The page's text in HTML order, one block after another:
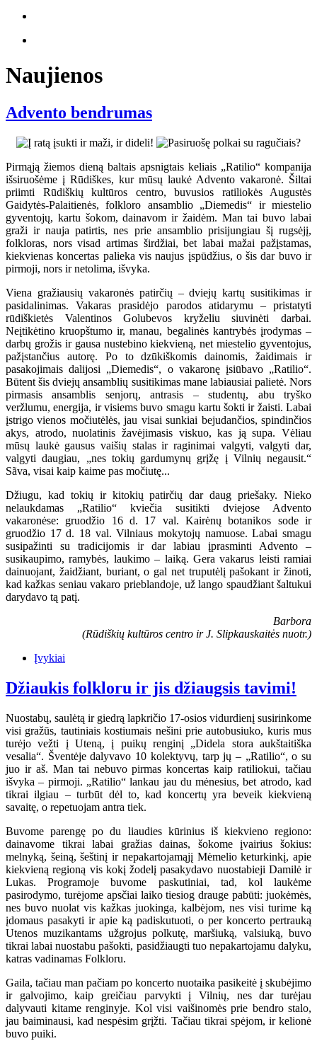
Naujienos
Advento bendrumas
Pirmąją žiemos dieną baltais apsnigtais keliais „Ratilio“ kompanija
išsiruošėme į Rūdiškes, kur mūsų laukė Advento vakaronė. Šiltai
priimti Rūdiškių kultūros centro, buvusios ratiliokės Augustės
Gaidytės-Palaitienės, folkloro ansamblio „Diemedis“ ir miestelio
gyventojų, kartu šokom, dainavom ir žaidėm. Man tai buvo labai
graži ir nauja patirtis, nes prie ansamblio prisijungiau šį rugsėjį,
folkloras, nors visad artimas širdžiai, bet labai mažai pažįstamas,
kiekvienas koncertas palieka vis naujus įspūdžius, o šis dar buvo ir
pirmoji, nors ir netolima, išvyka.
Viena gražiausių vakaronės patirčių – dviejų kartų susitikimas ir
pasidalinimas. Vakaras prasidėjo parodos atidarymu – pristatyti
rūdiškietės Valentinos Golubevos kryželiu siuvinėti darbai.
Neįtikėtino kruopštumo ir, manau, begalinės kantrybės įrodymas –
darbų grožis ir gausa nustebino kiekvieną, net miestelio gyventojus,
pažįstančius autorę. Po to dzūkiškomis dainomis, žaidimais ir
pasakojimais dalijosi „Diemedis“, o vakaronę įsiūbavo „Ratilio“.
Būtent šis dviejų ansamblių susitikimas mane labiausiai palietė. Nors
pirmasis ansamblis senjorų, antrasis – studentų, abu tryško
veržlumu, energija, ir visiems buvo smagu kartu šokti ir žaisti. Labai
įstrigo vienos močiutėlės, jau visai sunkiai bejudančios, spindinčios
akys, atrodo, nuolatinis žavėjimasis viskuo, kas ją supa. Vėliau
mūsų laukė gausus vaišių stalas ir raginimai valgyti, valgyti dar,
valgyti daugiau, „nes tokių gardumynų grįžę į Vilnių negausit.“
Sãva, visai kaip kaime pas močiutę...
Džiugu, kad tokių ir kitokių patirčių dar daug priešaky. Nieko
nelaukdamas „Ratilio“ kviečia susitikti dviejose Advento
vakaronėse: gruodžio 16 d. 17 val. Kairėnų botanikos sode ir
gruodžio 17 d. 18 val. Vilniaus mokytojų namuose. Labai smagu
susipažinti su tradicijomis ir dar labiau įprasminti Advento –
susikaupimo, ramybės, laukimo – laiką. Gera vakarus leisti ramiai
dainuojant, žaidžiant, buriant, o gal net truputėlį pašokant ir žinoti,
kad kažkas seniau vakaro prieblandoje, už lango spaudžiant šaltukui
darydavo tą patį.
Barbora
(Rūdiškių kultūros centro ir J. Slipkauskaitės nuotr.)
Įvykiai
Džiaukis folkloru ir jis džiaugsis tavimi!
Nuostabų, saulėtą ir giedrą lapkričio 17-osios vidurdienį susirinkome
visi gražūs, tautiniais kostiumais nešini prie autobusiuko, kuris mus
turėjo vežti į Uteną, į puikų renginį „Didela stora aukštaitiška
vesalia“. Šventėje dalyvavo 10 kolektyvų, tarp jų – „Ratilio“, o su
juo ir aš. Man tai nebuvo pirmas koncertas kaip ratiliokui, tačiau
išvyka – pirmoji. „Ratilio“ lankau jau du mėnesius, bet atrodo, kad
tikrai ilgiau – turbūt dėl to, kad koncertų yra beveik kiekvieną
savaitę, o repetuojam antra tiek.
Buvome parengę po du liaudies kūrinius iš kiekvieno regiono:
dainavome tikrai labai gražias dainas, šokome įvairius šokius:
melnyką, šeiną, šeštinį ir nepakartojamąjį Mėmelio keturkinkį, apie
kiekvieną regioną vis kokį žodelį pasakydavo nuostabieji Damilė ir
Lukas. Programoje buvome paskutiniai, tad, kol laukėme
pasirodymo, turėjome apsčiai laiko tiesiog drauge pabūti: juokėmės,
nes buvo nuolat vis kažkas juokinga, kalbėjom, nes visi turime ką
įdomaus pasakyti ir apie ką padiskutuoti, o per koncerto pertrauką
Utenos muzikantams užgrojus polkutę, maršiuką, valsiuką, buvo
tikrai labai nuostabu pašokti, pasidžiaugti tuo nepakartojamu dalyku,
katras vadinamas Folkloru.
Gaila, tačiau man pačiam po koncerto nuotaika pasikeitė į skubėjimo
ir galvojimo, kaip greičiau parvykti į Vilnių, nes dar turėjau
dalyvauti kitame renginyje. Kol visi vaišinomės prie bendro stalo,
jau baiminausi, kad nespėsim grįžti. Tačiau tikrai spėjom, ir kelionė
buvo puiki.